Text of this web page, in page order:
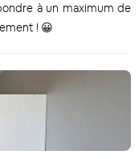
à un maximum de
! 😀